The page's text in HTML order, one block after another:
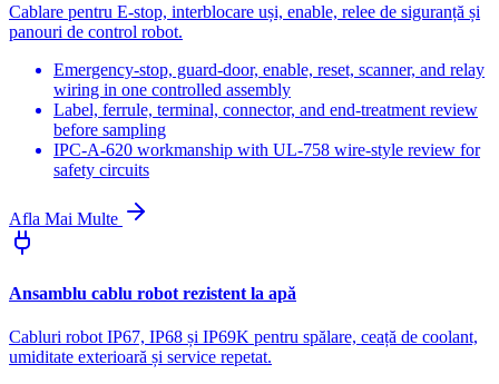
Cablare pentru E-stop, interblocare uși, enable, relee de siguranță și
panouri de control robot.
Emergency-stop, guard-door, enable, reset, scanner, and relay
wiring in one controlled assembly
Label, ferrule, terminal, connector, and end-treatment review
before sampling
IPC-A-620 workmanship with UL-758 wire-style review for
safety circuits
Afla Mai Multe
Ansamblu cablu robot rezistent la apă
Cabluri robot IP67, IP68 și IP69K pentru spălare, ceață de coolant,
umiditate exterioară și service repetat.